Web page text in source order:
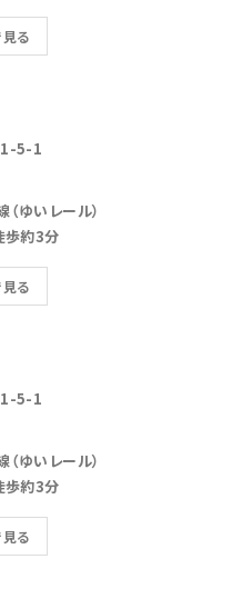
る
1-5-1
ゆいレール）
歩約3分
る
1-5-1
ゆいレール）
歩約3分
る